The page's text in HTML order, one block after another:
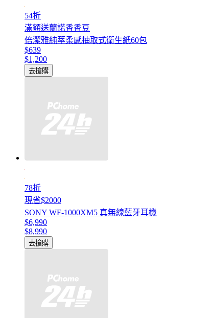
54折
滿額送蘭諾香香豆
倍潔雅純萃柔感抽取式衛生紙60包
$639
$1,200
去搶購
78折
現省$2000
SONY WF-1000XM5 真無線藍牙耳機
$6,990
$8,990
去搶購